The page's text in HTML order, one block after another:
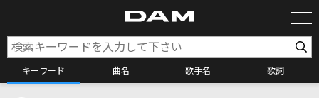
キーワード 曲名 歌手名 歌詞